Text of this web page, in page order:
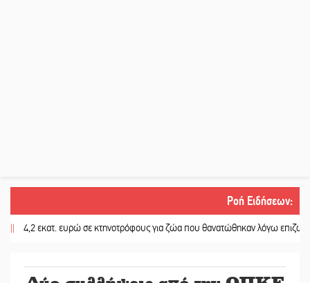
Ροή Ειδήσεων:
εκατ. ευρώ σε κτηνοτρόφους για ζώα που θανατώθηκαν λόγω επιζωοτιών